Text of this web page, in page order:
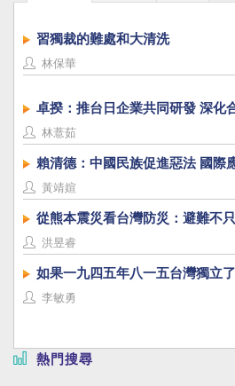
大學台灣文化研究所教授）
子）、薛化元（二二八事件
強力推薦 內容簡介： 他是台
重難關，成為日治時代第一
為對正義的堅持，他辭去人
遠赴日本進修苦讀，一舉通
試。他在台南開設律師事務
度而受到眾人敬重，成爲台
擔任二二八事件處理委員會
長。他被逮捕以後遭遇殘酷
曾經參與台南市治安工作的
免於遭到逮捕。最後在民生
呼「台灣人萬歲」。 多年以
留，槍決地點成為紀念公園
過去，你可能不曾聽過他的
習獨裁的難處和大清洗
林保華
卓揆：推台日企業共同研發 深化
林薏茹
賴清德：中國民族促進惡法 國際
黃靖媗
從熊本震災看台灣防災：避難不
洪昱睿
如果一九四五年八一五台灣獨立了
李敏勇
熱門搜尋